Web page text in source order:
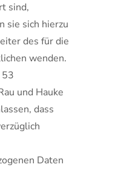
sind,
sie sich hierzu
des für die
wenden.
53
und Hauke
dass
Daten